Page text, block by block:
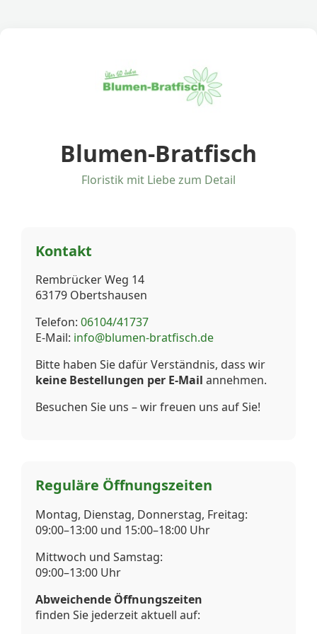
Blumen-Bratfisch
Floristik mit Liebe zum Detail
Kontakt
Rembrücker Weg 14
63179 Obertshausen
Telefon: 06104/41737
E-Mail: info@blumen-bratfisch.de
Bitte haben Sie dafür Verständnis, dass wir
keine Bestellungen per E-Mail annehmen.
Besuchen Sie uns – wir freuen uns auf Sie!
Reguläre Öffnungszeiten
Montag, Dienstag, Donnerstag, Freitag:
09:00–13:00 und 15:00–18:00 Uhr
Mittwoch und Samstag:
09:00–13:00 Uhr
Abweichende Öffnungszeiten
finden Sie jederzeit aktuell auf: